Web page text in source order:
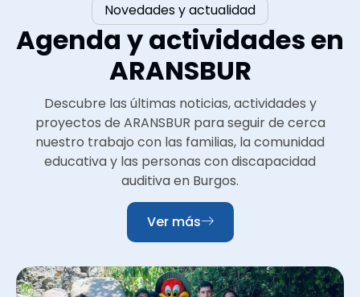
Novedades y actualidad
Agenda y actividades en
ARANSBUR
Descubre las últimas noticias, actividades y
proyectos de ARANSBUR para seguir de cerca
nuestro trabajo con las familias, la comunidad
educativa y las personas con discapacidad
auditiva en Burgos.
Ver más